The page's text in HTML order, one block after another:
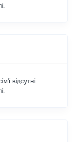
відсутні